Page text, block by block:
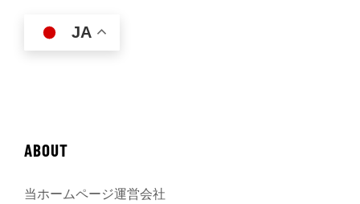
JA
ABOUT
当ホームページ運営会社